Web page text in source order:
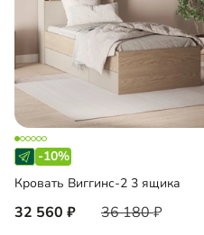
-10%
Кровать Виггинс-2 3 ящика
32 560 36 180